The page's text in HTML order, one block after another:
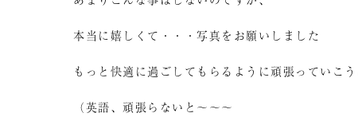
本当に嬉しくて・・・写真をお願いしました
もっと快適に過ごしてもらるように頑張っていこう
（英語、頑張らないと～～～